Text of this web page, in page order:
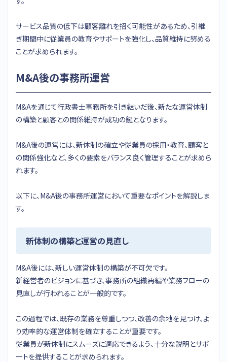
サービス品質の低下は顧客離れを招く可能性があるため、引継
ぎ期間中に従業員の教育やサポートを強化し、品質維持に努める
ことが求められます。
M&A後の事務所運営
M&Aを通じて行政書士事務所を引き継いだ後、新たな運営体制
の構築と顧客との関係維持が成功の鍵となります。
M&A後の運営には、新体制の確立や従業員の採用・教育、顧客と
の関係強化など、多くの要素をバランス良く管理することが求めら
れます。
以下に、M&A後の事務所運営において重要なポイントを解説しま
す。
新体制の構築と運営の見直し
M&A後には、新しい運営体制の構築が不可欠です。
新経営者のビジョンに基づき、事務所の組織再編や業務フローの
見直しが行われることが一般的です。
この過程では、既存の業務を尊重しつつ、改善の余地を見つけ、よ
り効率的な運営体制を確立することが重要です。
従業員が新体制にスムーズに適応できるよう、十分な説明とサポ
ートを提供することが求められます。